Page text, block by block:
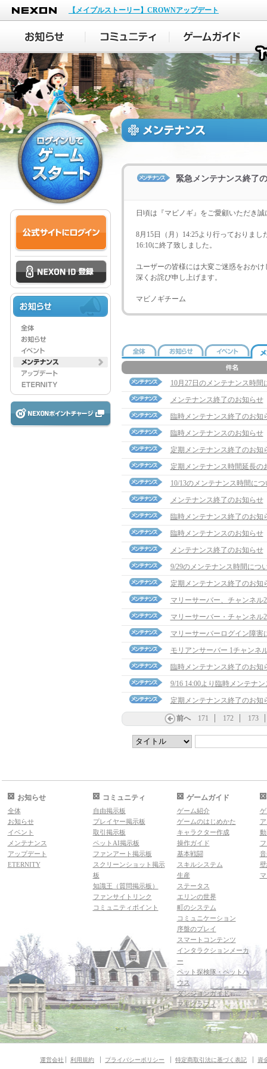
NEXON
【メイプルストーリー】CROWNアップデート
緊急メンテナンス終了
日頃は『マビノギ』をご愛顧いただき
8月15日（月）14:25より行っておりまし
16:10に終了致しました。
ユーザーの皆様には大変ご迷惑をおかけ
深くお詫び申し上げます。
マビノギチーム
10月27日のメンテナンス時間
メンテナンス終了のお知らせ
臨時メンテナンス終了のお知
臨時メンテナンスのお知らせ
定期メンテナンス終了のお知
定期メンテナンス時間延長の
10/13のメンテナンス時間につ
メンテナンス終了のお知らせ
臨時メンテナンス終了のお知
臨時メンテナンスのお知らせ
メンテナンス終了のお知らせ
9/29のメンテナンス時間につ
定期メンテナンス終了のお知
マリーサーバー、チャンネル
マリーサーバー・チャンネル
マリーサーバーログイン障害
モリアンサーバー 1チャンネ
臨時メンテナンス終了のお知
9/16 14:00より臨時メンテナ
定期メンテナンス終了のお知
前へ 171 172 173
お知らせ
全体
お知らせ
イベント
メンテナンス
アップデート
ETERNITY
コミュニティ
自由掲示板
プレイヤー掲示板
取引掲示板
ペットAI掲示板
ファンアート掲示板
スクリーンショット掲示
板
知識王（質問掲示板）
ファンサイトリンク
コミュニティポイント
ゲームガイド
ゲーム紹介
ゲームのはじめかた
キャラクター作成
操作ガイド
基本戦闘
スキルシステム
生産
ステータス
エリンの世界
町のシステム
コミュニケーション
序盤のプレイ
スマートコンテンツ
インタラクションメーカ
ー
ペット探検隊・ペットハ
ウス
ダンジョンガイド
マギグラフィ
運営会社 利用規約 プライバシーポリシー 特定商取引法に基づく表記 資